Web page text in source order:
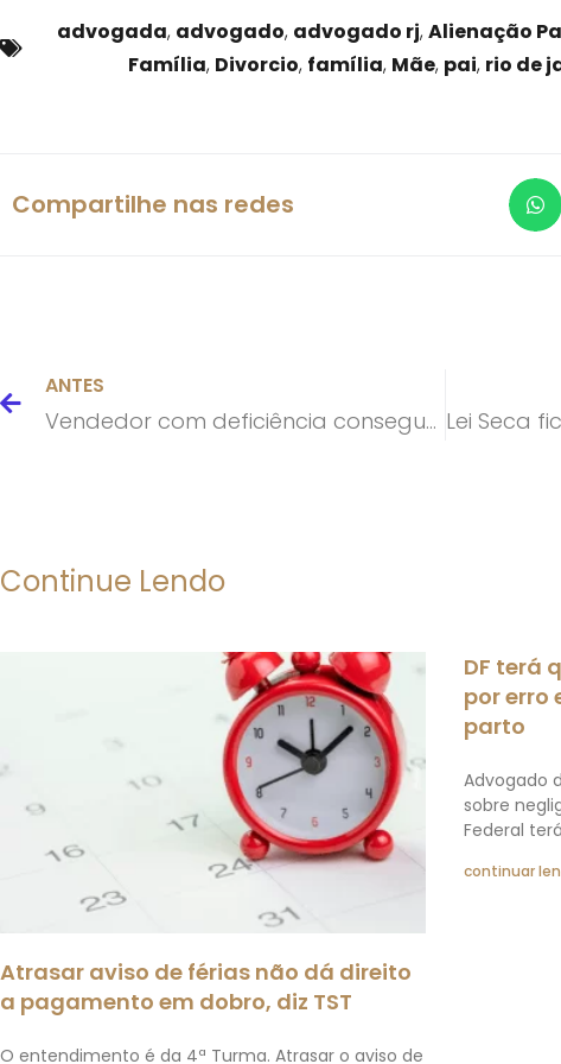
advogada, advogado, advogado rj,Alienação
Família, Divorcio, família, Mãe, pai, rio de
Compartilhe nas redes
ANTES
Vendedor com deficiência consegue na Justiça benefício previdenciário
Continue Lendo
Atrasar aviso de férias não dá direito
a pagamento em dobro, diz TST
O entendimento é da 4ª Turma. Atrasar o aviso de
DF terá
por erro
parto
Advogado
sobre
Federal
continuar